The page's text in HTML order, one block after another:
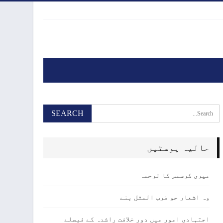
حالیہ پوسٹیں
میری کرسمس کا ترجمہ
وہ اشعار جو ضرب المثل بنے
اجتہادی امور میں دور خلافت راشدہ کے فیصلے